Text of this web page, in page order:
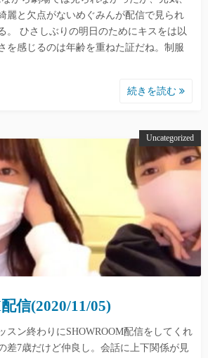
麗と欠点がないめぐみんが配信で見られ
。 ひさしぶりの明日のためにキスをは以
を感じるのは年齢を重ねた証だね。制服
続きを読む
Uncategorized
信(2020/11/05)
スン終わりにSHOWROOM配信をしてくれ
差7歳だけど仲良し。会話に上下関係が見